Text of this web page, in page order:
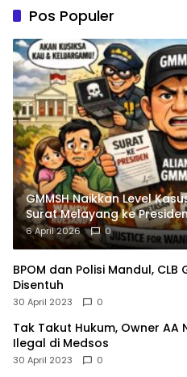
Pos Populer
GMMSH Naikkan Level
Surat Melayang ke
6 April 2026 0
BPOM dan Polisi Mandul,
Disentuh
30 April 2023 0
Tak Takut Hukum, Owner AA
Ilegal di Medsos
30 April 2023 0